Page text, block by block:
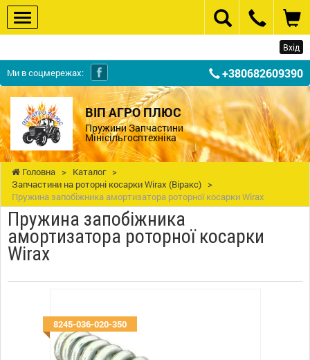
Вхід
Ми в соцмережах: +380682609390
ВІП АГРО ПЛЮС
Пружини Запчастини
Мінісільгосптехніка
Головна > Каталог >
Запчастини на роторні косарки Wirax (Віракс) >
Пружина запобіжника амортизатора роторної косарки Wirax
Пружина запобіжника
амортизатора роторної косарки
Wirax
8245-036-020-350